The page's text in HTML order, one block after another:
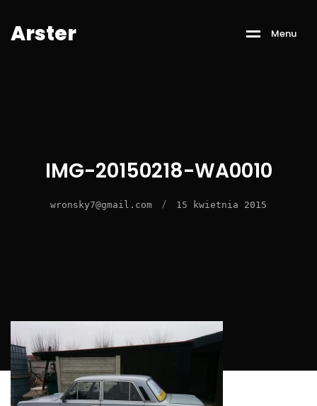
Arster Menu
IMG-20150218-WA0010
wronsky7@gmail.com / 15 kwietnia 2015